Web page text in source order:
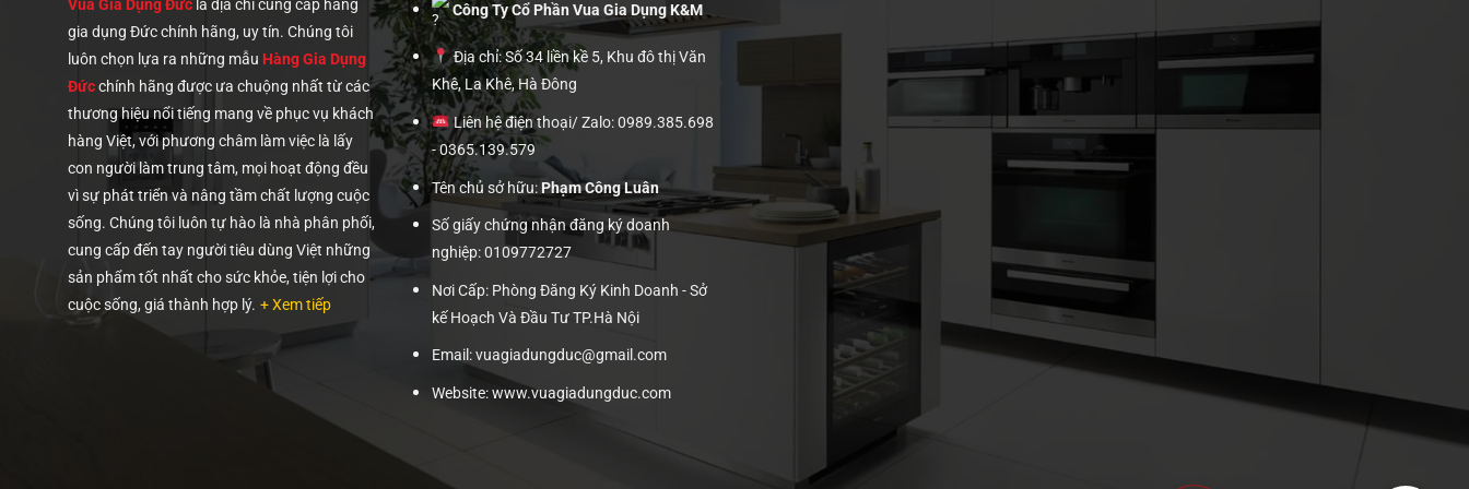
Vua Gia Dụng Đức là địa chỉ cung cấp hàng
gia dụng Đức chính hãng, uy tín. Chúng tôi
luôn chọn lựa ra những mẫu Hàng Gia Dụng
Đứcchính hãng được ưa chuộng nhất từ các
thương hiệu nổi tiếng mang về phục vụ khách
hàng Việt, với phương châm làm việc là lấy
con người làm trung tâm, mọi hoạt động đều
vì sự phát triển và nâng tầm chất lượng cuộc
sống. Chúng tôi luôn tự hào là nhà phân phối,
cung cấp đến tay người tiêu dùng Việt những
sản phẩm tốt nhất cho sức khỏe, tiện lợi cho
cuộc sống, giá thành hợp lý. + Xem tiếp
Công Ty Cổ Phần Vua Gia Dụng K&M
Địa chỉ: Số 34 liền kề 5, Khu đô thị Văn
Khê, La Khê, Hà Đông
Liên hệ điện thoại/ Zalo: 0989.385.698
- 0365.139.579
Tên chủ sở hữu: Phạm Công Luân
Số giấy chứng nhận đăng ký doanh
nghiệp: 0109772727
Nơi Cấp: Phòng Đăng Ký Kinh Doanh - Sở
kế Hoạch Và Đầu Tư TP.Hà Nội
Email: vuagiadungduc@gmail.com
Website:www.vuagiadungduc.com